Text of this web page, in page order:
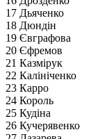
17 Дьяченко
18 Дюндін
19 Євграфова
20 Єфремов
21 Казмірук
22 Калініченко
23 Карро
24 Король
25 Кудіна
26 Кучерявенко